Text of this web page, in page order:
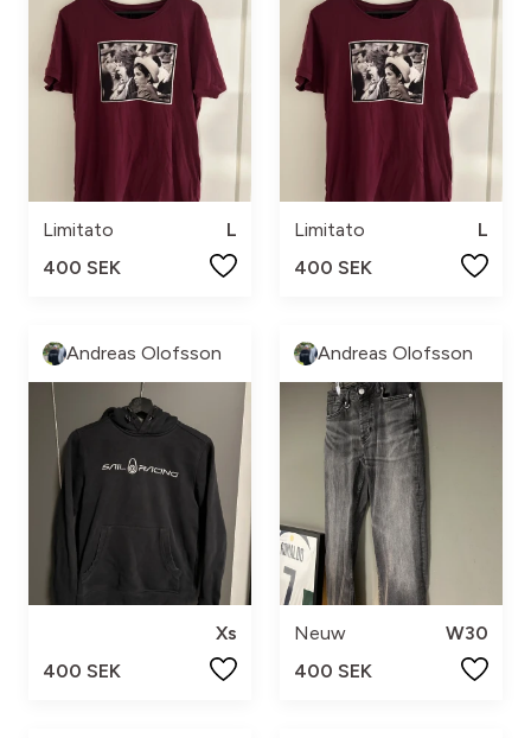
Limitato
L
400 SEK
Limitato
L
400 SEK
Andreas Olofsson
Xs
400 SEK
Andreas Olofsson
Neuw
W30
400 SEK